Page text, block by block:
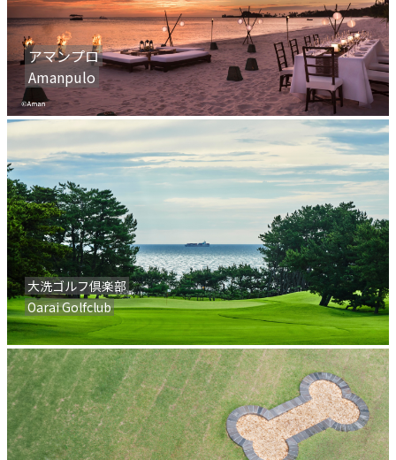
アマンプロ
Amanpulo
大洗ゴルフ倶楽部
Oarai Golfclub